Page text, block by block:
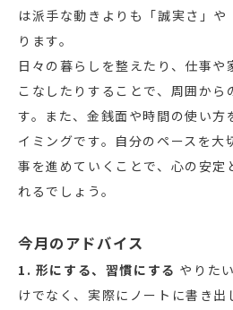
は派手な動きよりも「誠実さ」
ります。
日々の暮らしを整えたり、仕事や
こなしたりすることで、周囲から
す。また、金銭面や時間の使い方
イミングです。自分のペースを大
事を進めていくことで、心の安定
れるでしょう。
今月のアドバイス
1. 形にする、習慣にする やりた
けでなく、実際にノートに書き出